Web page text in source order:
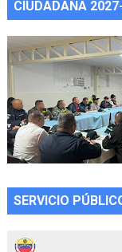
CIUDADANA
SERVICIO